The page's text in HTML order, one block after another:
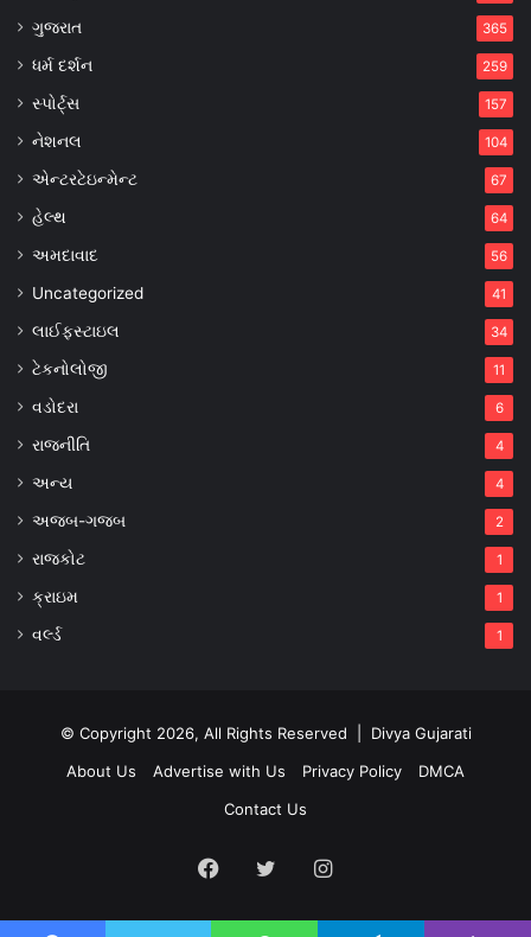
ગુજરાત 365
ધર્મ દર્શન 259
સ્પોર્ટ્સ 157
નેશનલ 104
એન્ટરટેઇન્મેન્ટ 67
હેલ્થ 64
અમદાવાદ 56
Uncategorized 41
લાઈફસ્ટાઇલ 34
ટેકનોલોજી 11
વડોદરા 6
રાજનીતિ 4
અન્ય 4
અજબ-ગજબ 2
રાજકોટ 1
ક્રાઇમ 1
વર્લ્ડ 1
© Copyright 2026, All Rights Reserved | Divya Gujarati
About Us
Advertise with Us Privacy Policy
DMCA
Contact Us
Facebook
TwitterInstagram